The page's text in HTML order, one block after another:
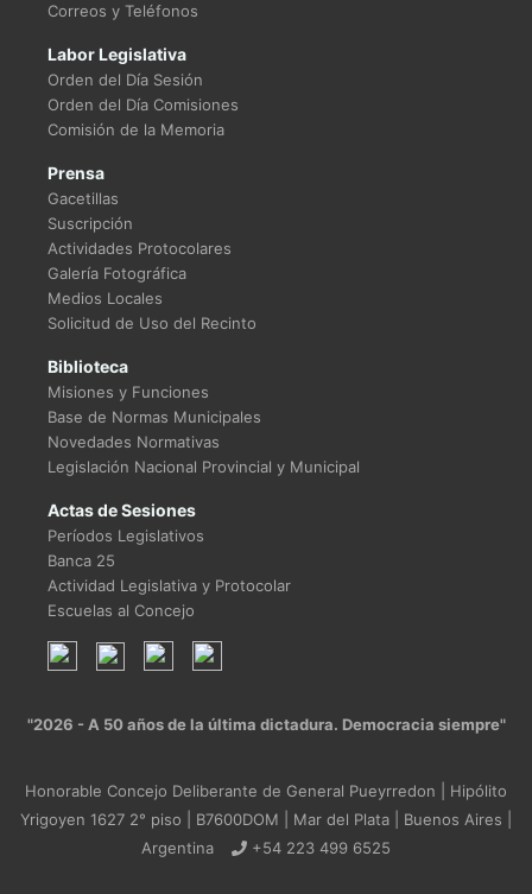
Correos y Teléfonos
Labor Legislativa
Orden del Día Sesión
Orden del Día Comisiones
Comisión de la Memoria
Prensa
Gacetillas
Suscripción
Actividades Protocolares
Galería Fotográfica
Medios Locales
Solicitud de Uso del Recinto
Biblioteca
Misiones y Funciones
Base de Normas Municipales
Novedades Normativas
Legislación Nacional Provincial y Municipal
Actas de Sesiones
Períodos Legislativos
Banca 25
Actividad Legislativa y Protocolar
Escuelas al Concejo
"2026 - A 50 años de la última dictadura. Democracia siempre"
Honorable Concejo Deliberante de General Pueyrredon | Hipólito
Yrigoyen 1627 2° piso | B7600DOM | Mar del Plata | Buenos Aires |
Argentina
+54 223 499 6525